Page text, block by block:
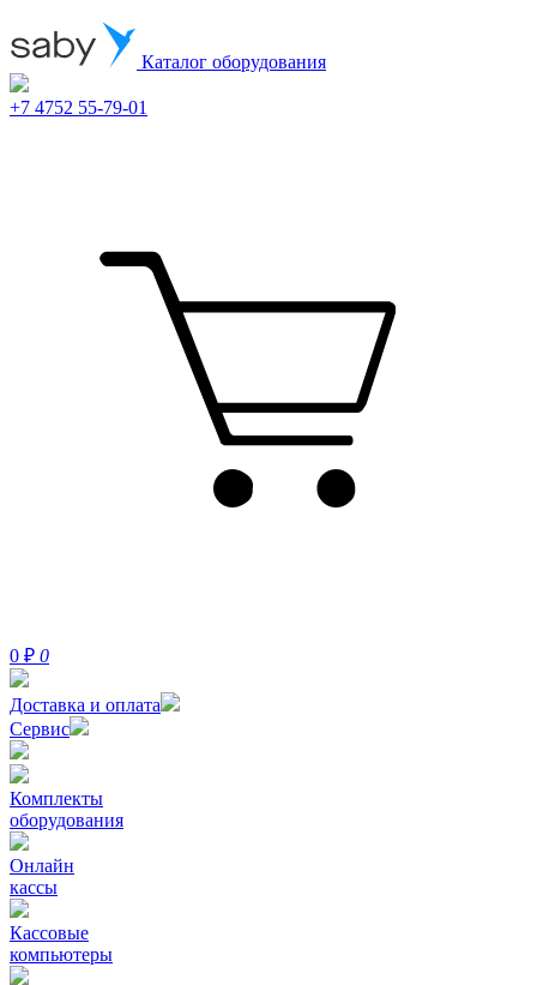
Каталог оборудования
+7 4752 55-79-01
0 ₽ 0
Доставка и оплата
Сервис
Комплекты
оборудования
Онлайн
кассы
Кассовые
компьютеры